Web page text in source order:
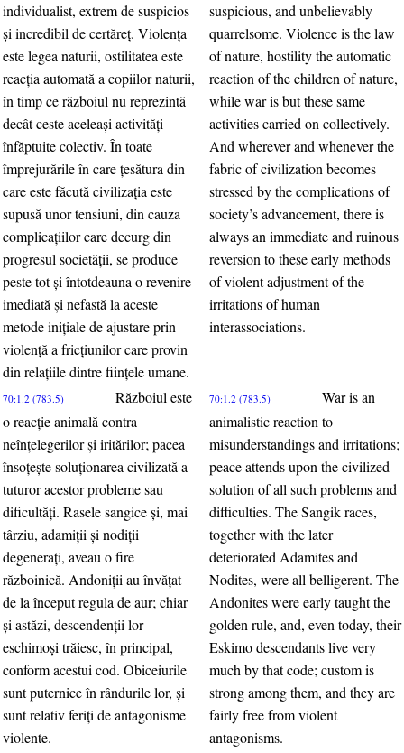
individualist, extrem de suspicios
şi incredibil de certăreţ. Violenţa
este legea naturii, ostilitatea este
reacţia automată a copiilor naturii,
în timp ce războiul nu reprezintă
decât ceste aceleaşi activităţi
înfăptuite colectiv. În toate
împrejurările în care ţesătura din
care este făcută civilizaţia este
supusă unor tensiuni, din cauza
complicaţiilor care decurg din
progresul societăţii, se produce
peste tot şi întotdeauna o revenire
imediată şi nefastă la aceste
metode iniţiale de ajustare prin
violenţă a fricţiunilor care provin
din relaţiile dintre fiinţele umane.
suspicious, and unbelievably
quarrelsome. Violence is the law
of nature, hostility the automatic
reaction of the children of nature,
while war is but these same
activities carried on collectively.
And wherever and whenever the
fabric of civilization becomes
stressed by the complications of
society’s advancement, there is
always an immediate and ruinous
reversion to these early methods
of violent adjustment of the
irritations of human
interassociations.
70:1.2 (783.5)
Războiul este
o reacţie animală contra
neînţelegerilor şi iritărilor; pacea
însoţeşte soluţionarea civilizată a
tuturor acestor probleme sau
dificultăţi. Rasele sangice şi, mai
târziu, adamiţii şi nodiţii
degeneraţi, aveau o fire
războinică. Andoniţii au învăţat
de la început regula de aur; chiar
şi astăzi, descendenţii lor
eschimoşi trăiesc, în principal,
conform acestui cod. Obiceiurile
sunt puternice în rândurile lor, şi
sunt relativ feriţi de antagonisme
violente.
70:1.2 (783.5)
War is an
animalistic reaction to
misunderstandings and irritations;
peace attends upon the civilized
solution of all such problems and
difficulties. The Sangik races,
together with the later
deteriorated Adamites and
Nodites, were all belligerent. The
Andonites were early taught the
golden rule, and, even today, their
Eskimo descendants live very
much by that code; custom is
strong among them, and they are
fairly free from violent
antagonisms.